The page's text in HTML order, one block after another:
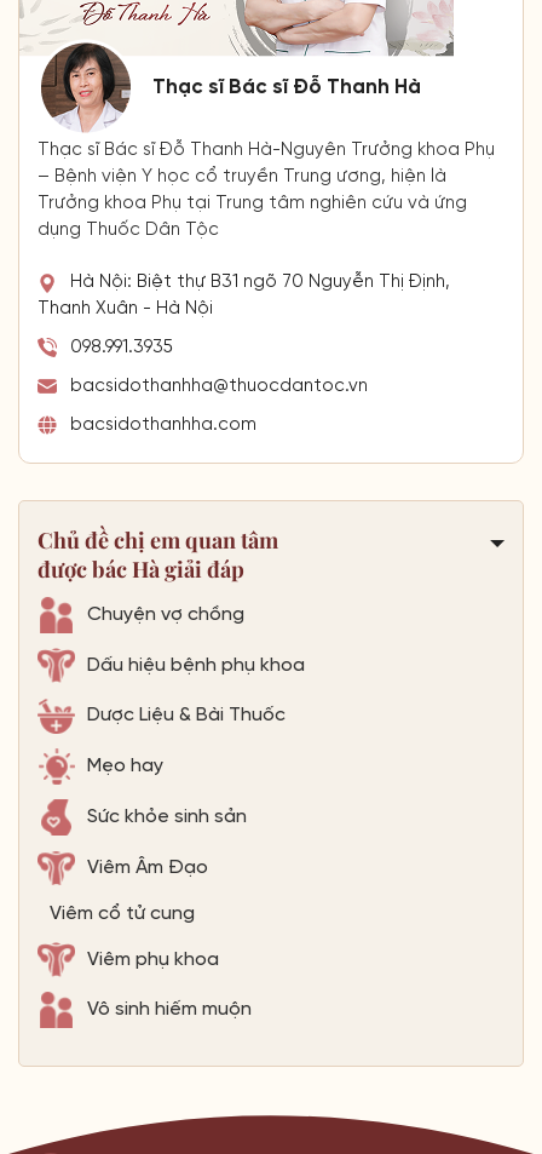
Thạc sĩ Bác sĩ Đỗ Thanh Hà
Thạc sĩ Bác sĩ Đỗ Thanh Hà-Nguyên Trưởng khoa Phụ
– Bệnh viện Y học cổ truyền Trung ương, hiện là
Trưởng khoa Phụ tại Trung tâm nghiên cứu và ứng
dụng Thuốc Dân Tộc
Hà Nội: Biệt thự B31 ngõ 70 Nguyễn Thị Định,
Thanh Xuân - Hà Nội
098.991.3935
bacsidothanhha@thuocdantoc.vn
bacsidothanhha.com
Chủ đề chị em quan tâm
được bác Hà giải đáp
Chuyện vợ chồng
Dấu hiệu bệnh phụ khoa
Dược Liệu & Bài Thuốc
Mẹo hay
Sức khỏe sinh sản
Viêm Âm Đạo
Viêm cổ tử cung
Viêm phụ khoa
Vô sinh hiếm muộn